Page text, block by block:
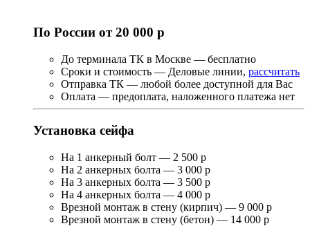
По России от 20 000 р
До терминала ТК в Москве — бесплатно
Сроки и стоимость — Деловые линии, рассчитать
Отправка ТК — любой более доступной для Вас
Оплата — предоплата, наложенного платежа нет
Установка сейфа
На 1 анкерный болт — 2 500 р
На 2 анкерных болта — 3 000 р
На 3 анкерных болта — 3 500 р
На 4 анкерных болта — 4 000 р
Врезной монтаж в стену (кирпич) — 9 000 р
Врезной монтаж в стену (бетон) — 14 000 р